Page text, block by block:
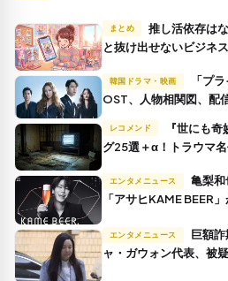
まとめ
推し活依存はなぜ起きる？有名人崇拝症候群
と抜け出せないビジネ
韓国ドラマ・映画
OST、人物相関図、配
レコメンド
グ25選＋α！トラウマ
エンタメニュース
「アサヒKAME BEER
エンタメニュース
ャ・ガウォン代表、被